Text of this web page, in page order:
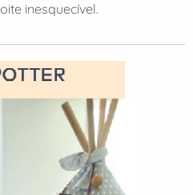
inesquecível.